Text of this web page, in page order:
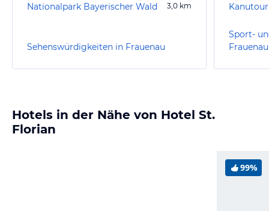
Nationalpark Bayerischer Wald 3,0 km
Sehenswürdigkeiten in Frauenau
Sport-
Frauenau
Hotels in der Nähe von Hotel St.
Florian
99%